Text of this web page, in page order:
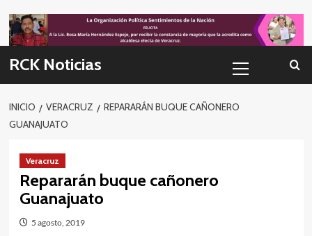
to
content
RCK Noticias
primario
INICIO VERACRUZ
REPARARÁN BUQUE CAÑONERO
GUANAJUATO
Veracruz
Repararán buque cañonero
Guanajuato
5 agosto, 2019